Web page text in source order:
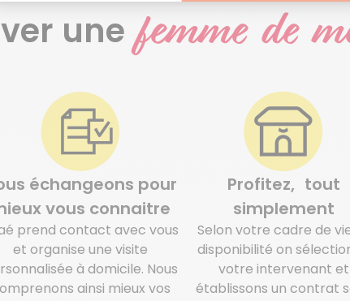
unefemme de
échangeons pour
vous connaitre
prend contact avec vous
et organise une visite
à domicile. Nous
ainsi mieux vos
Profitez, tout
simplement
Selon votre cadre de
disponibilité on
votre intervenant et
établissons un contrat